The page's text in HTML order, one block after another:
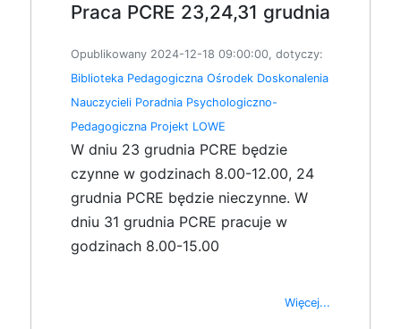
Praca PCRE 23,24,31 grudnia
Opublikowany 2024-12-18 09:00:00, dotyczy:
Biblioteka Pedagogiczna Ośrodek Doskonalenia
Nauczycieli Poradnia Psychologiczno-
Pedagogiczna Projekt LOWE
W dniu 23 grudnia PCRE będzie
czynne w godzinach 8.00-12.00, 24
grudnia PCRE będzie nieczynne. W
dniu 31 grudnia PCRE pracuje w
godzinach 8.00-15.00
Więcej...